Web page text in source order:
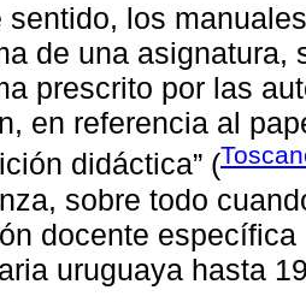
sentido, los
de una
prescrito por las
en referencia al
didáctica” (
sobre todo
docente
uruguaya hasta